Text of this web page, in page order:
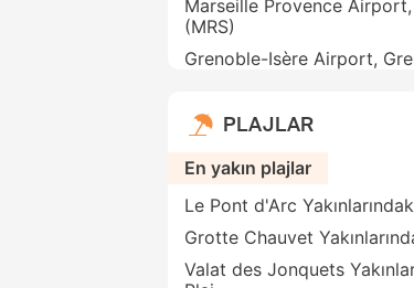
Marseille Provence
(MRS)
Grenoble-Isère Airport,
PLAJLAR
En yakın plajlar
Le Pont d'Arc
Grotte Chauvet
Valat des Jonquets